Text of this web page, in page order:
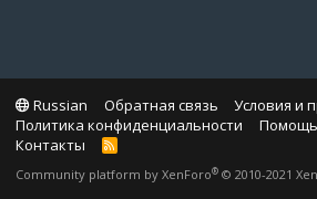
Russian Обратная связь
Условия и
Политика конфиденциальности
Помощь
Контакты
R
S
Community platform by XenForo® © 2010-2021